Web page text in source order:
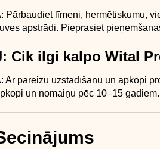
Pārbaudiet līmeni, hermētiskumu,
apstrādi. Pieprasiet
Cik ilgi kalpo Wital
Ar pareizu uzstādīšanu un apkopi
un nomaiņu pēc 10–15 gadiem.